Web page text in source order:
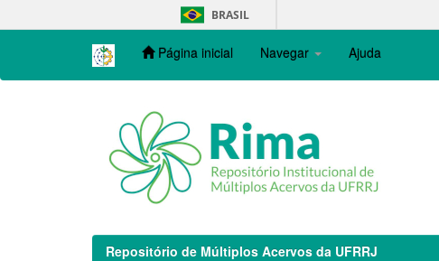
navigation
BRASIL
Página inicial Navegar Ajuda
Repositório de Múltiplos Acervos da UFRRJ